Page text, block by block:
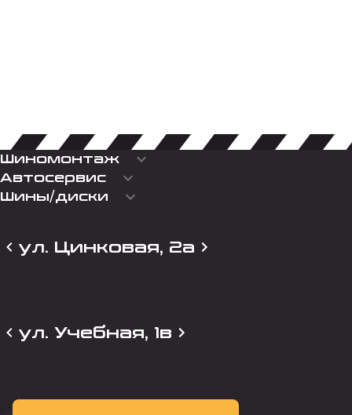
Шиномонтаж keyboard_arrow_down
Автосервис keyboard_arrow_down
Шины/диски keyboard_arrow_down
ул. Цинковая, 2а
ул. Учебная, 1в